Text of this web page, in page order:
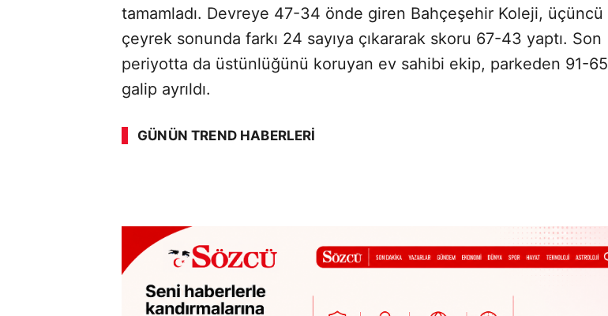
tamamladı. Devreye 47-34 önde giren Bahçeşehir Koleji, üçüncü
çeyrek sonunda farkı 24 sayıya çıkararak skoru 67-43 yaptı. Son
periyotta da üstünlüğünü koruyan ev sahibi ekip, parkeden 91-65
galip ayrıldı.
GÜNÜN TREND HABERLERI
00:02 / 09:15